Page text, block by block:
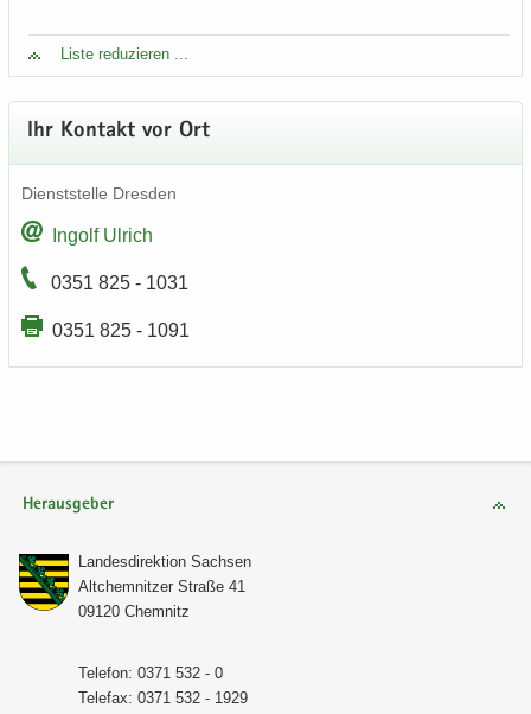
Liste re­du­zie­ren ...
Ihr Kon­takt vor Ort
Dienst­stel­le Dres­den
In­golf Ul­rich
0351 825 - 1031
0351 825 - 1091
Herausgeber
Lan­des­di­rek­ti­on Sach­sen
Alt­chem­nit­zer Stra­ße 41
09120 Chem­nitz
Te­le­fon: 0371 532 - 0
Te­le­fax: 0371 532 - 1929